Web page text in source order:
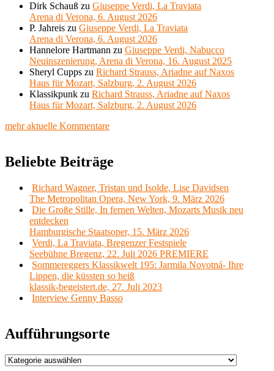
Dirk Schauß zu Giuseppe Verdi, La Traviata
Arena di Verona, 6. August 2026
P. Jahreis zu Giuseppe Verdi, La Traviata
Arena di Verona, 6. August 2026
Hannelore Hartmann zu Giuseppe Verdi, Nabucco
Neuinszenierung, Arena di Verona, 16. August 2025
Sheryl Cupps zu Richard Strauss, Ariadne auf Naxos
Haus für Mozart, Salzburg, 2. August 2026
Klassikpunk zu Richard Strauss, Ariadne auf Naxos
Haus für Mozart, Salzburg, 2. August 2026
mehr aktuelle Kommentare
Beliebte Beiträge
Richard Wagner, Tristan und Isolde, Lise Davidsen
The Metropolitan Opera, New York, 9. März 2026
Die Große Stille, In fernen Welten, Mozarts Musik neu
entdecken
Hamburgische Staatsoper, 15. März 2026
Verdi, La Traviata, Bregenzer Festspiele
Seebühne Bregenz, 22. Juli 2026 PREMIERE
Sommereggers Klassikwelt 195: Jarmila Novotná- Ihre
Lippen, die küssten so heiß
klassik-begeistert.de, 27. Juli 2023
Interview Genny Basso
Aufführungsorte
Aufführungsorte